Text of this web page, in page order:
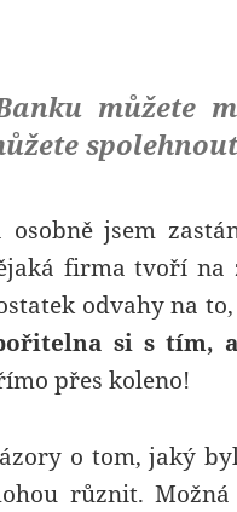
můžete
osobně jsem
firma tvoří na
odvahy na
si s tím,
přes koleno!
o tom, jaký
různit.